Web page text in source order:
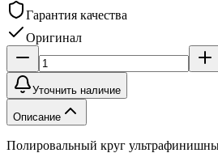
Гарантия качества
Оригинал
Уточнить наличие
Описание
Полировальный круг